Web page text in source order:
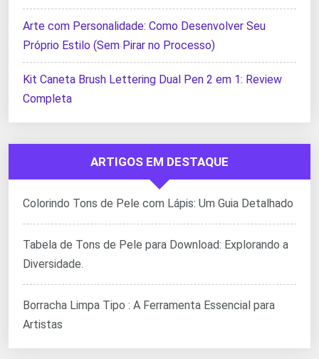
Arte com Personalidade: Como Desenvolver Seu
Próprio Estilo (Sem Pirar no Processo)
Kit Caneta Brush Lettering Dual Pen 2 em 1: Review
Completa
ARTIGOS EM DESTAQUE
Colorindo Tons de Pele com Lápis: Um Guia Detalhado
Tabela de Tons de Pele para Download: Explorando a
Diversidade.
Borracha Limpa Tipo : A Ferramenta Essencial para
Artistas